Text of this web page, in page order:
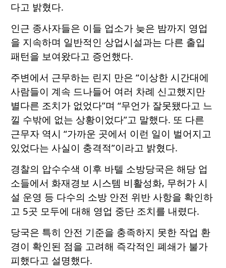
다고 밝혔다.
인근 종사자들은 이들 업소가 늦은 밤까지 영업
을 지속하며 일반적인 상업시설과는 다른 출입
패턴을 보여왔다고 증언했다.
주변에서 근무하는 린지 만은 “이상한 시간대에
사람들이 계속 드나들어 여러 차례 신고했지만
별다른 조치가 없었다”며 “무언가 잘못됐다고 느
낄 수밖에 없는 상황이었다”고 말했다. 또 다른
근무자 역시 “가까운 곳에서 이런 일이 벌어지고
있었다는 사실이 충격적”이라고 밝혔다.
경찰의 압수수색 이후 바텔 소방당국은 해당 업
소들에서 화재경보 시스템 비활성화, 무허가 시
설 운영 등 다수의 소방 안전 위반 사항을 확인하
고 5곳 모두에 대해 영업 중단 조치를 내렸다.
당국은 특히 안전 기준을 충족하지 못한 작업 환
경이 확인된 점을 고려해 즉각적인 폐쇄가 불가
피했다고 설명했다.